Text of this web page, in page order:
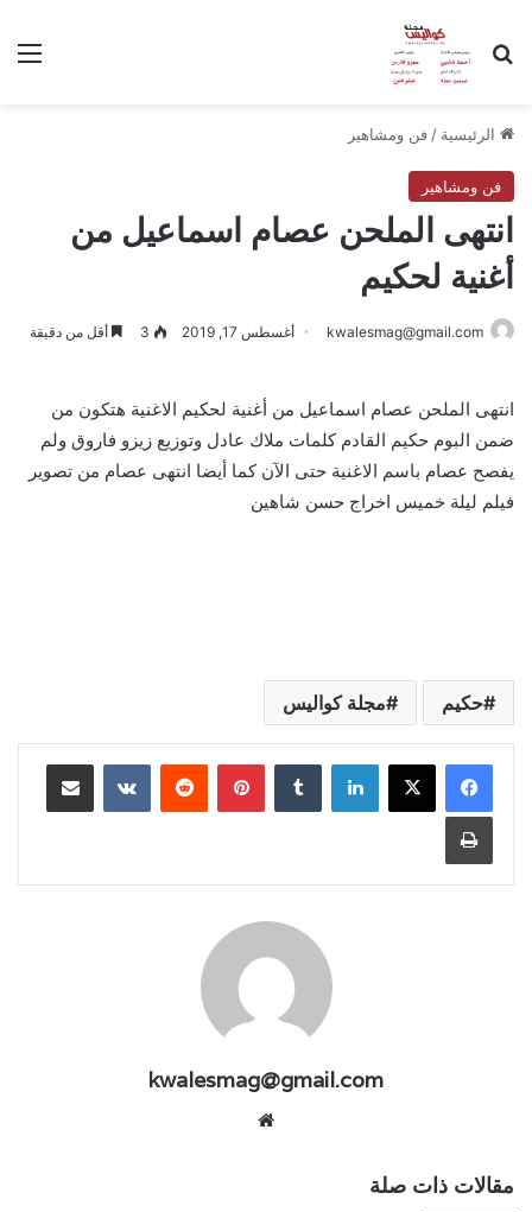
بحث عن
الرئيسية / فن ومشاهير
فن ومشاهير
انتهى الملحن عصام اسماعيل من
أغنية لحكيم
kwalesmag@gmail.com أغسطس 17, 2019 3 أقل من دقيقة
انتهى الملحن عصام اسماعيل من أغنية لحكيم الاغنية هتكون من
ضمن البوم حكيم القادم كلمات ملاك عادل وتوزيع زيزو فاروق ولم
يفصح عصام باسم الاغنية حتى الآن كما أيضا انتهى عصام من تصوير
فيلم ليلة خميس اخراج حسن شاهين
حكيم مجلة كواليس
لينكدإن بينتيريست مشاركة عبر البريد
طباعة
kwalesmag@gmail.com
مقالات ذات صلة